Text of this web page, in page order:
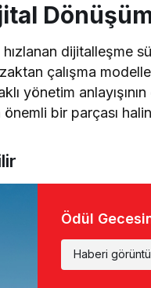
hızlanan dijitalleşme
çalışma
yönetim
bir parçası
Ödül
Haberi